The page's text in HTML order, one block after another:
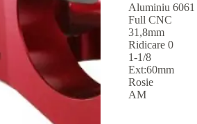
Aluminiu 6061
Full CNC
31,8mm
Ridicare 0
1-1/8
Ext:60mm
Rosie
AM